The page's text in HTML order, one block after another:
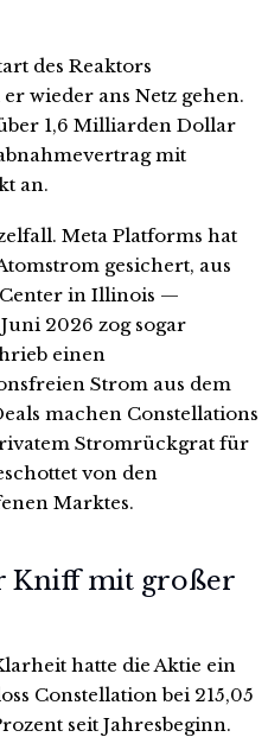
des Reaktors
wieder ans Netz gehen.
1,6 Milliarden Dollar
mit
an.
Meta Platforms hat
gesichert, aus
in Illinois —
2026 zog sogar
einen
Strom aus dem
machen Constellations
Stromrückgrat für
von den
Marktes.
Kniff mit großer
hatte die Aktie ein
Constellation bei 215,05
seit Jahresbeginn.